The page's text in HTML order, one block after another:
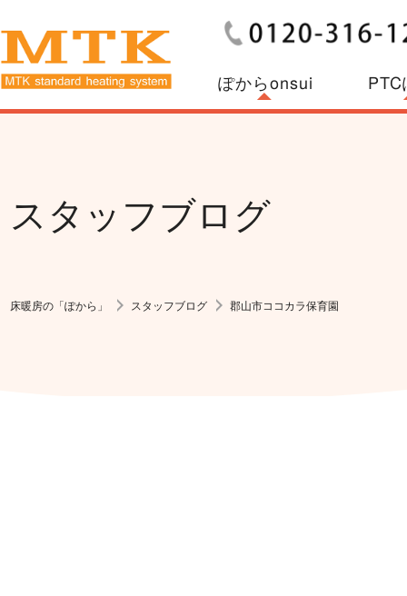
ぽからonsui
スタッフブログ
床暖房の「ぽから」 スタッフブログ 郡山市ココカラ保育園